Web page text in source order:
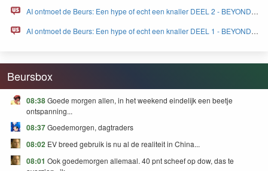
AI ontmoet de Beurs: Een hype of echt een knaller DEEL 2 - BEYOND
AI ontmoet de Beurs: Een hype of echt een knaller DEEL 1 - BEYOND
Beursbox
08:38Goede morgen allen, in het weekend eindelijk een beetje
ontspanning...
08:37Goedemorgen, dagtraders
08:02 EV breed gebruik is nu al de realiteit in China...
08:01 Ook goedemorgen allemaal. 40 pnt scheef op dow, das te